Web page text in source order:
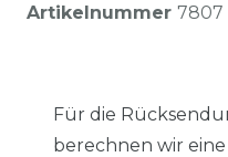
Artikelnummer 7807
Für die
berechnen wir eine